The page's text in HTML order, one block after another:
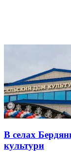
В селах
культури